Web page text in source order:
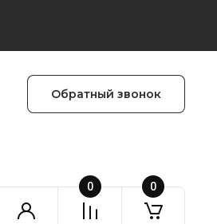
Обратный звонок
0 0